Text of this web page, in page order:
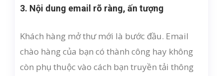
3. Nội dung email rõ ràng, ấn tượng
Khách hàng mở thư mới là bước đầu. Email
chào hàng của bạn có thành công hay không
còn phụ thuộc vào cách bạn truyền tải thông